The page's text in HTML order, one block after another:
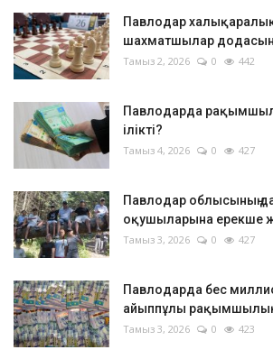
Павлодар
шахматшылар
Тамыз 2, 2026 0 442
Павлодарда
ілікті?
Тамыз 4, 2026 0 427
Павлодар облысының
оқушыларына ерекше
Тамыз 3, 2026 0 427
Павлодарда бес миллион
айыппұлы
Тамыз 3, 2026 0 423